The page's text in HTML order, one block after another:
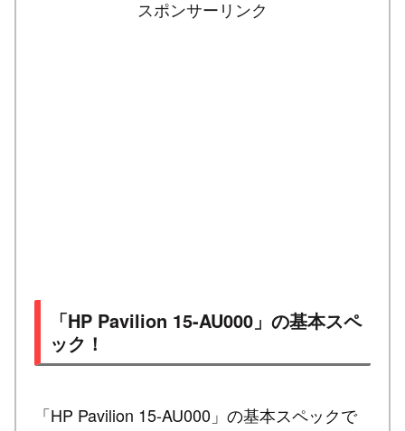
スポンサーリンク
「HP Pavilion 15-AU000」の基本スペ
ック！
「HP Pavilion 15-AU000」の基本スペックで